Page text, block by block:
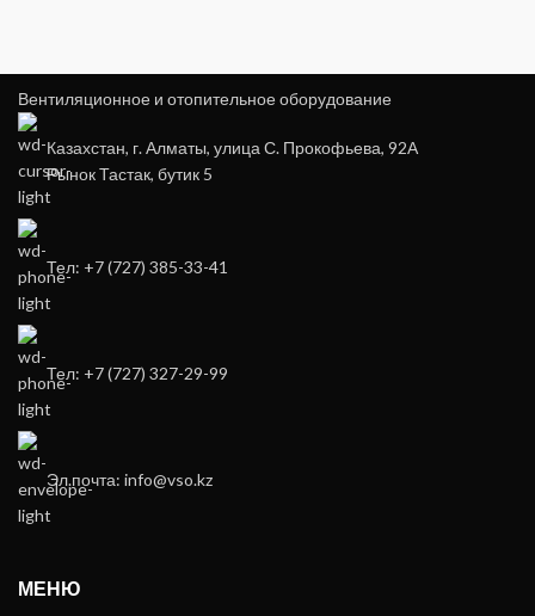
Вентиляционное и отопительное оборудование
Казахстан, г. Алматы, улица С. Прокофьева, 92А
Рынок Тастак, бутик 5
Тел: +7 (727) 385-33-41
Тел: +7 (727) 327-29-99
Эл.почта: info@vso.kz
МЕНЮ